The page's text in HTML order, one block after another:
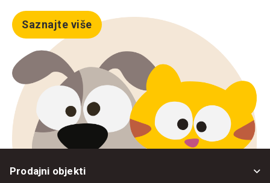
Saznajte više
Prodajni objekti